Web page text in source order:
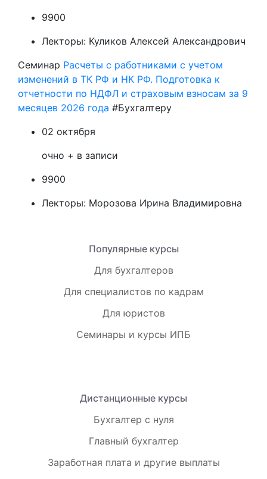
9900
Лекторы: Куликов Алексей Александрович
Семинар Расчеты с работниками с учетом
изменений в ТК РФ и НК РФ. Подготовка к
отчетности по НДФЛ и страховым взносам за 9
месяцев 2026 года #Бухгалтеру
02 октября
очно + в записи
9900
Лекторы: Морозова Ирина Владимировна
Популярные курсы
Для бухгалтеров
Для специалистов по кадрам
Для юристов
Семинары и курсы ИПБ
Дистанционные курсы
Бухгалтер с нуля
Главный бухгалтер
Заработная плата и другие выплаты